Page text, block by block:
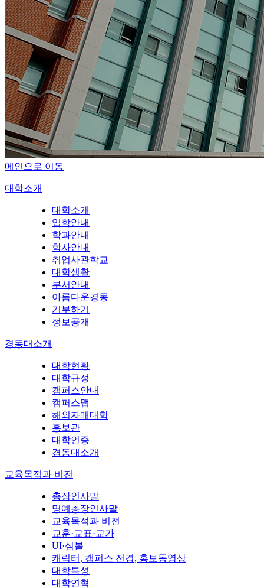
메인으로 이동
대학소개
대학소개
입학안내
학과안내
학사안내
취업사관학교
대학생활
부서안내
아름다운경동
기부하기
정보공개
경동대소개
대학현황
대학규정
캠퍼스안내
캠퍼스맵
해외자매대학
홍보관
대학인증
경동대소개
교육목적과 비전
총장인사말
명예총장인사말
교육목적과 비전
교훈·교표·교가
UI·심볼
캐릭터, 캠퍼스 전경, 홍보동영상
대학특성
대학연혁